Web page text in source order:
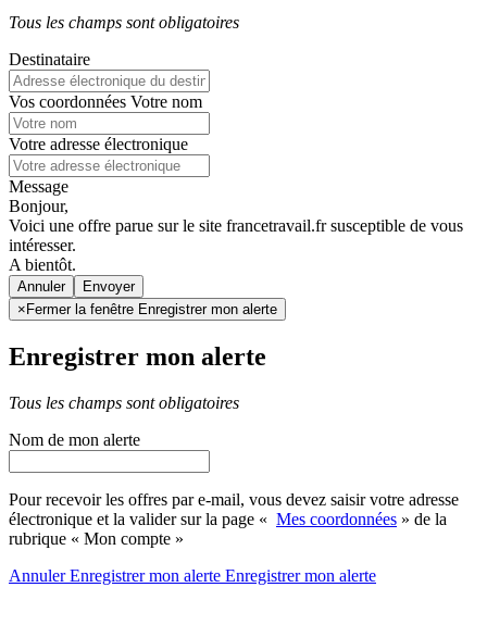
Tous les champs sont obligatoires
Destinataire
Vos coordonnées Votre nom
Votre adresse électronique
Message
Bonjour,
Voici une offre parue sur le site francetravail.fr susceptible de vous
intéresser.
A bientôt.
Annuler
× Fermer la fenêtre Enregistrer mon alerte
Enregistrer mon alerte
Tous les champs sont obligatoires
Nom de mon alerte
Pour recevoir les offres par e-mail, vous devez saisir votre adresse
électronique et la valider sur la page « Mes coordonnées » de la
rubrique « Mon compte »
AnnulerEnregistrer mon alerte Enregistrermon alerte